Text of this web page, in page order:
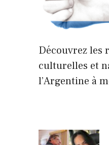
Découvrez les
culturelles et
l’Argentine à